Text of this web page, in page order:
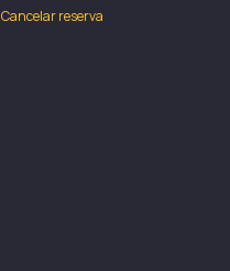
Cancelar reserva